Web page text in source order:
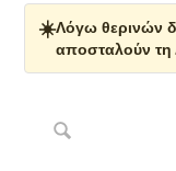
☀️Λόγω θερινών
αποσταλούν τη